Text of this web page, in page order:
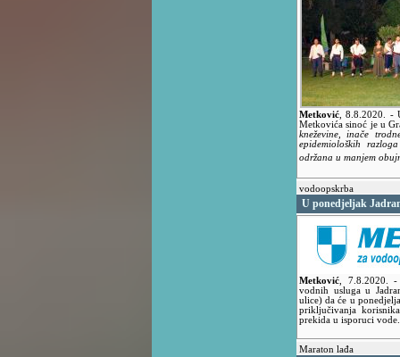
Metković ,8.8.2020. -
Metkovića sinoć je u
kneževine, inače
epidemioloških
održana u manjem
vodoopskrba
U ponedjeljak
Metković 7.8.2020.-
vodnih usluga u
ulice) da će u
priključivanja
prekida u isporuci vode.
Maraton lađa